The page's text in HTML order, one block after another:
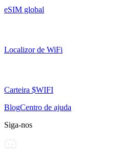
eSIM global
Localizor de WiFi
Carteira $WIFI
BlogCentro de ajuda
Siga-nos